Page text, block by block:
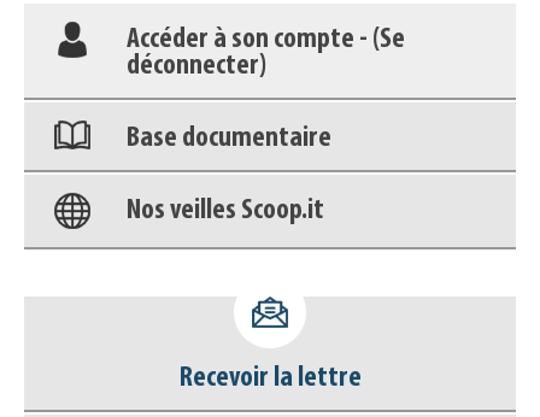
Base documentaire
Nos veilles Scoop.it
Appels à projets
Recevoir la lettre